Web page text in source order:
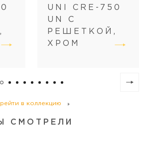
вровень с полом
в коллекцию
UNI CRE-750
UN С
РЕШЕТКОЙ,
ХРОМ
СМОТРЕЛИ